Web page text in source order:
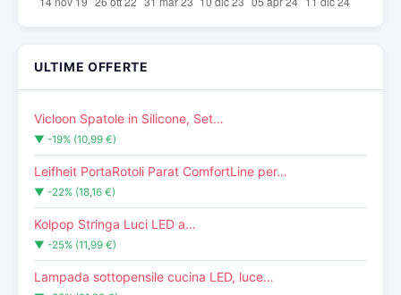
ULTIME OFFERTE
Vicloon Spatole in Silicone, Set…
▼ -19% (10,99 €)
Leifheit PortaRotoli Parat ComfortLine per…
▼ -22% (18,16 €)
Kolpop Stringa Luci LED a…
▼ -25% (11,99 €)
Lampada sottopensile cucina LED, luce…